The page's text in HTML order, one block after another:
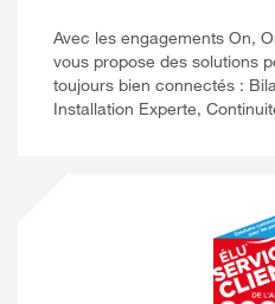
Avec les engagements On,
vous propose des solutions
toujours bien connectés :
Installation Experte,